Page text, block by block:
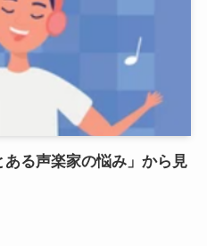
る声楽家の悩み」から見